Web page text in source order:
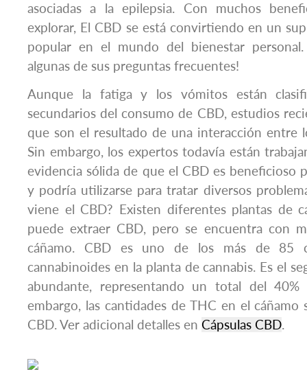
asociadas a la epilepsia. Con muchos
explorar, El CBD se está convirtiendo en un
popular en el mundo del bienestar personal.
algunas de sus preguntas frecuentes!
Aunque la fatiga y los vómitos están
secundarios del consumo de CBD, estudios
que son el resultado de una interacción entre
Sin embargo, los expertos todavía están
evidencia sólida de que el CBD es beneficioso
y podría utilizarse para tratar diversos
viene el CBD? Existen diferentes plantas de
puede extraer CBD, pero se encuentra con
cáñamo. CBD es uno de los más de 85
cannabinoides en la planta de cannabis. Es el
abundante, representando un total del
embargo, las cantidades de THC en el
CBD. Ver adicional detalles en Cápsulas CBD.